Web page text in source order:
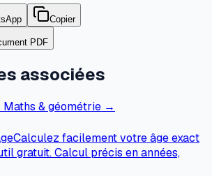
Copier
PDF
associées
& géométrie →
Calculez facilement votre âge exact
gratuit. Calcul précis en années,